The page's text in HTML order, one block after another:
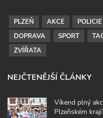
PLZEŇ AKCE POLICIE
DOPRAVA
SPORT
ZVÍŘATA
NEJČTENĚJŠÍ ČLÁNKY
Víkend plný
Plzeňském